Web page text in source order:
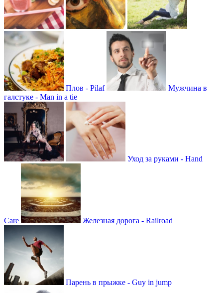
Плов - Рilaf
Мужчина в
галстуке - Мan in a tie
Уход за руками - Hand
Care Железная дорога - Railroad
Парень в прыжке - Guy in jump